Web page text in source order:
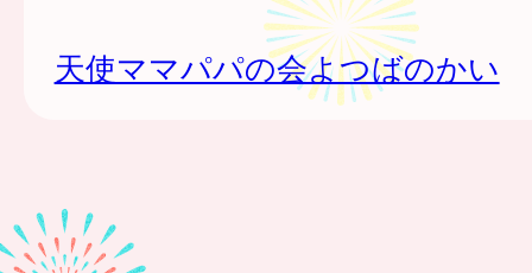
天使ママパパの会よつばのかい